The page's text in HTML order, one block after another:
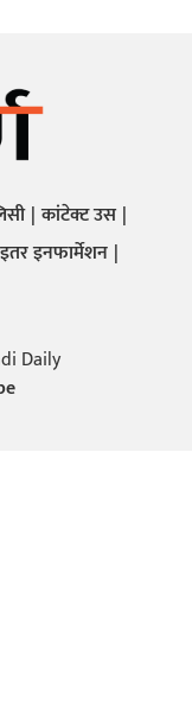
कांटेक्ट उस
इतर इनफार्मेशन
Daily